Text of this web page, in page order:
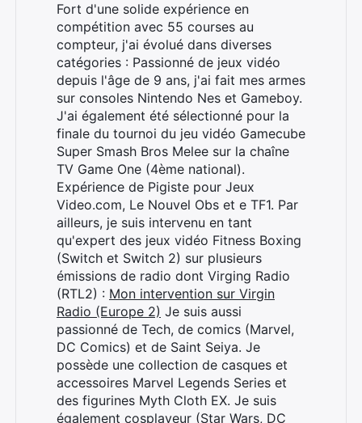
Fort d'une solide expérience en
compétition avec 55 courses au
compteur, j'ai évolué dans diverses
catégories : Passionné de jeux vidéo
depuis l'âge de 9 ans, j'ai fait mes armes
sur consoles Nintendo Nes et Gameboy.
J'ai également été sélectionné pour la
finale du tournoi du jeu vidéo Gamecube
Super Smash Bros Melee sur la chaîne
TV Game One (4ème national).
Expérience de Pigiste pour Jeux
Video.com, Le Nouvel Obs et e TF1. Par
ailleurs, je suis intervenu en tant
qu'expert des jeux vidéo Fitness Boxing
(Switch et Switch 2) sur plusieurs
émissions de radio dont Virging Radio
(RTL2) : Mon intervention sur Virgin
Radio (Europe 2) Je suis aussi
passionné de Tech, de comics (Marvel,
DC Comics) et de Saint Seiya. Je
possède une collection de casques et
accessoires Marvel Legends Series et
des figurines Myth Cloth EX. Je suis
également cosplayeur (Star Wars, DC